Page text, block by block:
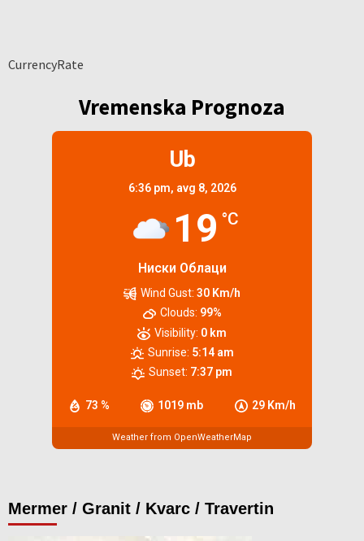
CurrencyRate
Vremenska Prognoza
Ub
6:36 pm, avg 8, 2026
19 °C
Ниски Облаци
73 % 1019 mb 29 Km/h
Wind Gust: 30 Km/h
Clouds: 99%
Visibility: 0 km
Sunrise: 5:14 am
Sunset: 7:37 pm
Weather from OpenWeatherMap
Mermer / Granit / Kvarc / Travertin